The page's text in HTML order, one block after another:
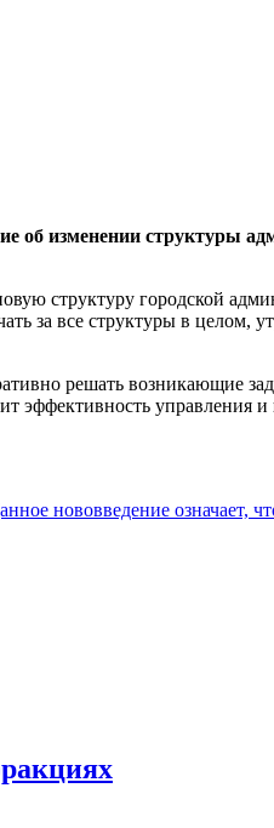
изменении структуры
структуру городской
за все структуры в целом,
решать возникающие
эффективность управления и
нововведение означает,